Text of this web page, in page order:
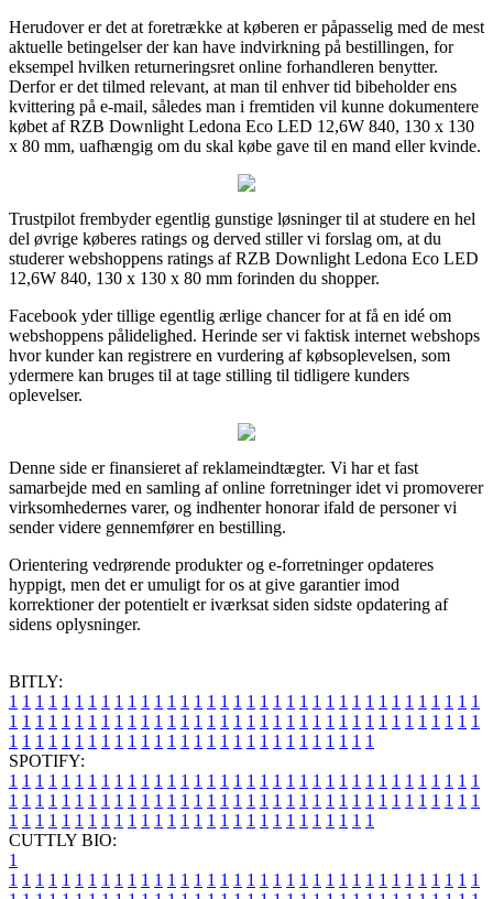
Herudover er det at foretrække at køberen er påpasselig med de mest
aktuelle betingelser der kan have indvirkning på bestillingen, for
eksempel hvilken returneringsret online forhandleren benytter.
Derfor er det tilmed relevant, at man til enhver tid bibeholder ens
kvittering på e-mail, således man i fremtiden vil kunne dokumentere
købet af RZB Downlight Ledona Eco LED 12,6W 840, 130 x 130
x 80 mm, uafhængig om du skal købe gave til en mand eller kvinde.
Trustpilot frembyder egentlig gunstige løsninger til at studere en hel
del øvrige køberes ratings og derved stiller vi forslag om, at du
studerer webshoppens ratings af RZB Downlight Ledona Eco LED
12,6W 840, 130 x 130 x 80 mm forinden du shopper.
Facebook yder tillige egentlig ærlige chancer for at få en idé om
webshoppens pålidelighed. Herinde ser vi faktisk internet webshops
hvor kunder kan registrere en vurdering af købsoplevelsen, som
ydermere kan bruges til at tage stilling til tidligere kunders
oplevelser.
Denne side er finansieret af reklameindtægter. Vi har et fast
samarbejde med en samling af online forretninger idet vi promoverer
virksomhedernes varer, og indhenter honorar ifald de personer vi
sender videre gennemfører en bestilling.
Orientering vedrørende produkter og e-forretninger opdateres
hyppigt, men det er umuligt for os at give garantier imod
korrektioner der potentielt er iværksat siden sidste opdatering af
sidens oplysninger.
BITLY:
1 1 1 1 1 1 1 1 1 1 1 1 1 1 1 1 1 1 1 1 1 1 1 1 1 1 1 1 1 1 1 1 1 1 1 1
1 1 1 1 1 1 1 1 1 1 1 1 1 1 1 1 1 1 1 1 1 1 1 1 1 1 1 1 1 1 1 1 1 1 1 1
1 1 1 1 1 1 1 1 1 1 1 1 1 1 1 1 1 1 1 1 1 1 1 1 1 1 1 1
SPOTIFY:
1 1 1 1 1 1 1 1 1 1 1 1 1 1 1 1 1 1 1 1 1 1 1 1 1 1 1 1 1 1 1 1 1 1 1 1
1 1 1 1 1 1 1 1 1 1 1 1 1 1 1 1 1 1 1 1 1 1 1 1 1 1 1 1 1 1 1 1 1 1 1 1
1 1 1 1 1 1 1 1 1 1 1 1 1 1 1 1 1 1 1 1 1 1 1 1 1 1 1 1
CUTTLY BIO:
1
1 1 1 1 1 1 1 1 1 1 1 1 1 1 1 1 1 1 1 1 1 1 1 1 1 1 1 1 1 1 1 1 1 1 1 1